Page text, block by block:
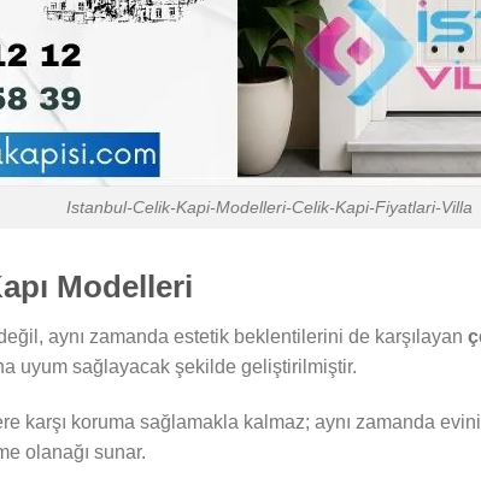
Istanbul-Celik-Kapi-Modelleri-Celik-Kapi-Fiyatlari-Villa
Modelleri
aynı zamanda estetik beklentilerini de karşılayan
uyum sağlayacak şekilde geliştirilmiştir.
karşı koruma sağlamakla kalmaz; aynı zamanda
olanağı sunar.